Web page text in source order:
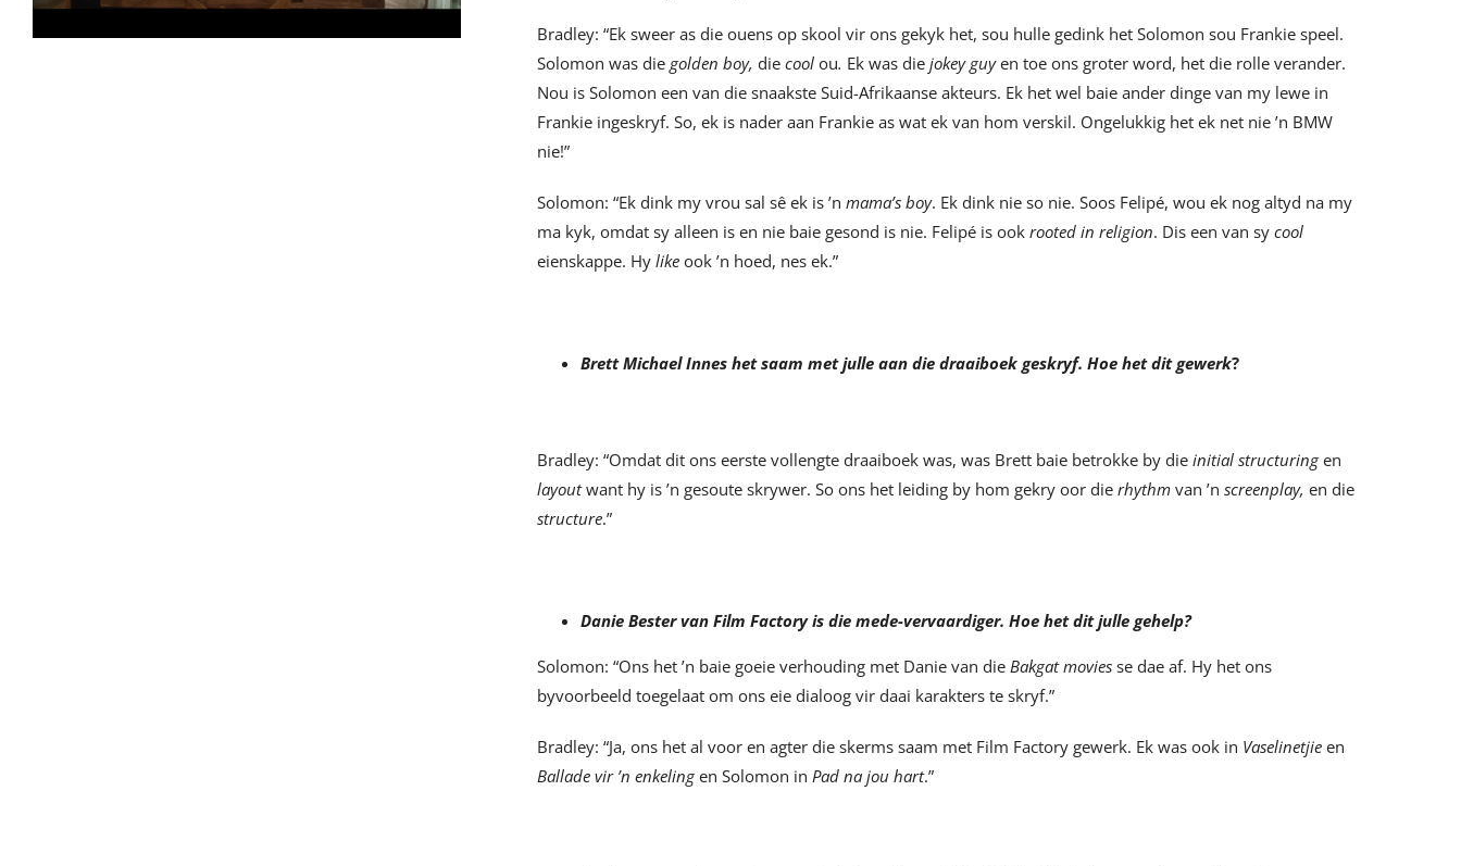
Bradley: “Ek sweer as die ouens op skool vir ons gekyk het, sou hulle gedink het Solomon sou Frankie speel.
Solomon was diegolden boy,diecoolou. Ek was diejokey guyen toe ons groter word, het die rolle verander.
Nou is Solomon een van die snaakste Suid-Afrikaanse akteurs. Ek het wel baie ander dinge van my lewe in
Frankie ingeskryf. So, ek is nader aan Frankie as wat ek van hom verskil. Ongelukkig het ek net nie ’n BMW
nie!”
Solomon: “Ek dink my vrou sal sê ek is ’nmama’s boy. Ek dink nie so nie. Soos Felipé, wou ek nog altyd na my
ma kyk, omdat sy alleen is en nie baie gesond is nie. Felipé is ookrooted in religion. Dis een van sycool
eienskappe. Hylike ook ’n hoed, nes ek.”
Brett Michael Innes het saam met julle aan die draaiboek geskryf. Hoe het dit gewerk?
Bradley: “Omdat dit ons eerste vollengte draaiboek was, was Brett baie betrokke by dieinitial structuringen
layoutwant hy is ’n gesoute skrywer. So ons het leiding by hom gekry oor dierhythm van ’nscreenplay, en die
structure.”
Danie Bester van Film Factory is die mede-vervaardiger. Hoe het dit julle gehelp?
Solomon: “Ons het ’n baie goeie verhouding met Danie van dieBakgat movies se dae af. Hy het ons
byvoorbeeld toegelaat om ons eie dialoog vir daai karakters te skryf.”
Bradley: “Ja, ons het al voor en agter die skerms saam met Film Factory gewerk. Ek was ook in Vaselinetjieen
Ballade vir ’n enkelingen Solomon inPad na jou hart.”